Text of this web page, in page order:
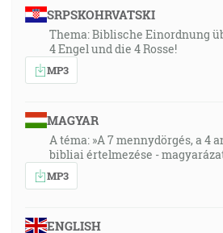
SRPSKOHRVATSKI
Thema: Biblische Einordnung
4 Engel und die 4 Rosse!
MP3
MAGYAR
A téma: »A 7 mennydörgés, a 4
bibliai értelmezése -
MP3
ENGLISH